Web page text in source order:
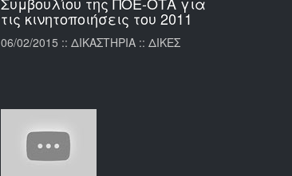
τις κινητοποιήσεις του 2011
06/02/2015 :: ΔΙΚΑΣΤΗΡΙΑ :: ΔΙΚΕΣ